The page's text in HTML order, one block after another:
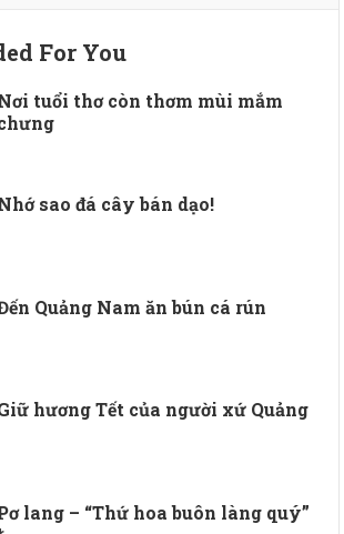
For You
tuổi thơ còn thơm mùi mắm
sao đá cây bán dạo!
Quảng Nam ăn bún cá rún
hương Tết của người xứ Quảng
lang – “Thứ hoa buôn làng quý”